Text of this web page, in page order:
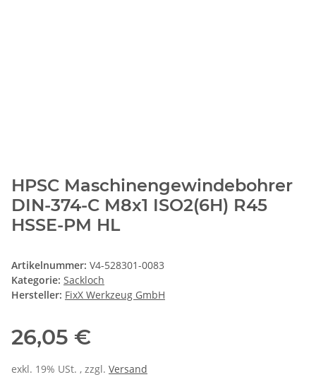
HPSC Maschinengewindebohrer
DIN-374-C M8x1 ISO2(6H) R45
HSSE-PM HL
Artikelnummer: V4-528301-0083
Kategorie: Sackloch
Hersteller: FixX Werkzeug GmbH
26,05 €
exkl. 19% USt. , zzgl. Versand